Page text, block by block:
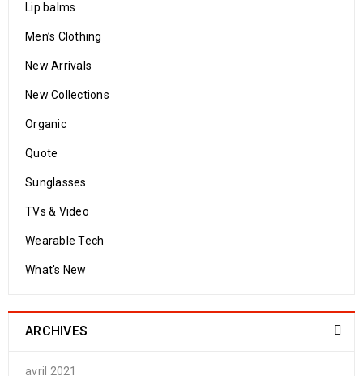
Lip balms
Men’s Clothing
New Arrivals
New Collections
Organic
Quote
Sunglasses
TVs & Video
Wearable Tech
What's New
ARCHIVES
avril 2021